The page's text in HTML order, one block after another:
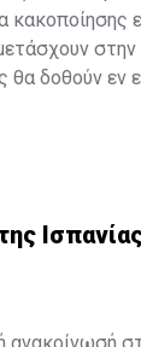
θα δοθούν εν